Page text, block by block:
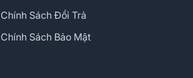
Chính Sách Đổi Trả
Chính Sách Bảo Mật